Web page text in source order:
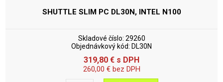
SHUTTLE SLIM PC DL30N, INTEL N100
Skladové číslo: 29260
Objednávkový kód: DL30N
319,80 € s DPH
260,00 €bez DPH